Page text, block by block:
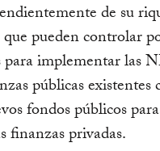
de su
pueden controlar
para implementar las
públicas existentes
fondos públicos
finanzas privadas.